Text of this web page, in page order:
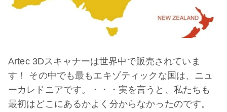
Artec 3Dスキャナーは世界中で販売されていま
す！ その中でも最もエキゾティックな国は、ニュ
ーカレドニアです。・・・実を言うと、私たちも
最初はどこにあるかよく分からなかったのです。